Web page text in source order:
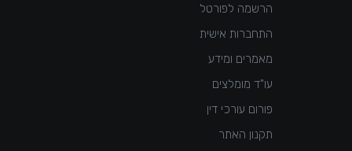
הרשמה לפורטל
התחברות אישית
מאמרים ומידע
עו"ד מומלצים
פורום עורכי דין
תקנון האתר